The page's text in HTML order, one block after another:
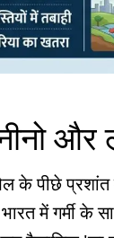
और
के पीछे प्रशांत
में गर्मी के